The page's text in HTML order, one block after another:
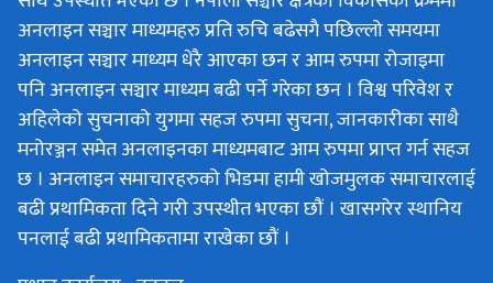
अनलाइन सञ्चार माध्यमहरु प्रति रुचि बढेसगै पछिल्लो समयमा
अनलाइन सञ्चार माध्यम धेरै आएका छन र आम रुपमा रोजाइमा
पनि अनलाइन सञ्चार माध्यम बढी पर्ने गरेका छन । विश्व परिवेश र
अहिलेको सुचनाको युगमा सहज रुपमा सुचना, जानकारीका साथै
मनोरञ्जन समेत अनलाइनका माध्यमबाट आम रुपमा प्राप्त गर्न सहज
छ । अनलाइन समाचारहरुको भिडमा हामी खोजमुलक समाचारलाई
बढी प्रथामिकता दिने गरी उपस्थीत भएका छौं । खासगरेर स्थानिय
पनलाई बढी प्रथामिकतामा राखेका छौं ।